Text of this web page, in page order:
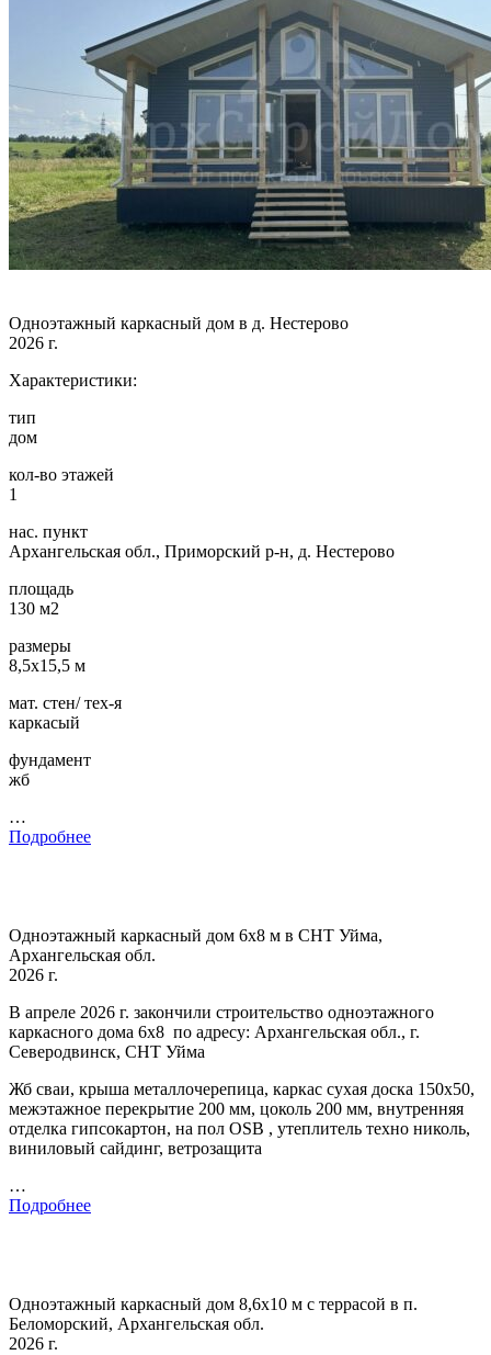
Одноэтажный каркасный дом в д. Нестерово
2026 г.
Характеристики:
тип
дом
кол-во этажей
1
нас. пункт
Архангельская обл., Приморский р-н, д. Нестерово
площадь
130 м2
размеры
8,5х15,5 м
мат. стен/ тех-я
каркасый
фундамент
жб
…
Подробнее
Одноэтажный каркасный дом 6х8 м в СНТ Уйма,
Архангельская обл.
2026 г.
В апреле 2026 г. закончили строительство одноэтажного
каркасного дома 6х8 по адресу: Архангельская обл., г.
Северодвинск, СНТ Уйма
Жб сваи, крыша металлочерепица, каркас сухая доска 150х50,
межэтажное перекрытие 200 мм, цоколь 200 мм, внутренняя
отделка гипсокартон, на пол OSB , утеплитель техно николь,
виниловый сайдинг, ветрозащита
…
Подробнее
Одноэтажный каркасный дом 8,6х10 м с террасой в п.
Беломорский, Архангельская обл.
2026 г.